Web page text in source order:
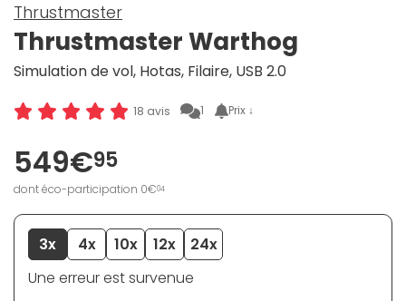
Thrustmaster
Thrustmaster Warthog
Simulation de vol, Hotas, Filaire, USB 2.0
18 avis 1 Prix ↓
549€95
dont éco-participation 0€04
3x 4x 10x 12x
24x
Une erreur est survenue